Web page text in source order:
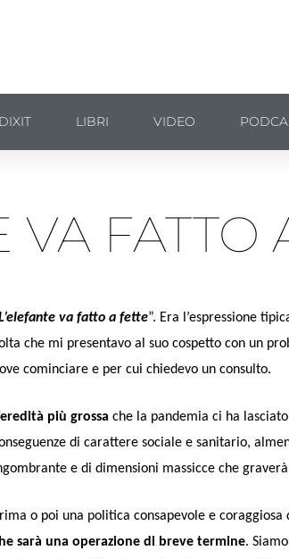
LIBRI VIDEO
VA FATTO
va fatto a fette”. Era l’espressione
che mi presentavo al suo cospetto con un
cominciare e per cui chiedevo un consulto.
più grossa che la pandemia ci ha
di carattere sociale e sanitario,
e di dimensioni massicce che
o poi una politica consapevole e
sarà una operazione di breve termine.